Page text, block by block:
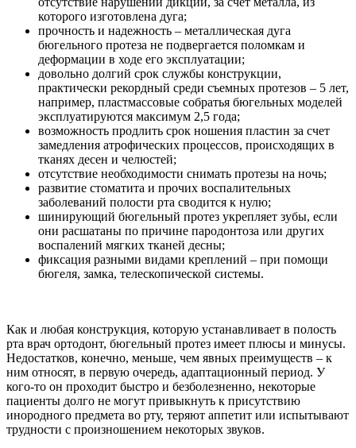
которого изготовлена дуга;
прочность и надежность – металлическая дуга
бюгельного протеза не подвергается поломкам и
деформации в ходе его эксплуатации;
довольно долгий срок службы конструкции,
практически рекордный среди съемных протезов – 5 лет,
например, пластмассовые собратья бюгельных моделей
эксплуатируются максимум 2,5 года;
возможность продлить срок ношения пластин за счет
замедления атрофических процессов, происходящих в
тканях десен и челюстей;
отсутствие необходимости снимать протезы на ночь;
развитие стоматита и прочих воспалительных
заболеваний полости рта сводится к нулю;
шинирующий бюгельный протез укрепляет зубы, если
они расшатаны по причине пародонтоза или других
воспалений мягких тканей десны;
фиксация разными видами креплений – при помощи
бюгеля, замка, телескопической системы.
Как и любая конструкция, которую устанавливает в полость
рта врач ортодонт, бюгельный протез имеет плюсы и минусы.
Недостатков, конечно, меньше, чем явных преимуществ – к
ним относят, в первую очередь, адаптационный период. У
кого-то он проходит быстро и безболезненно, некоторые
пациенты долго не могут привыкнуть к присутствию
инородного предмета во рту, теряют аппетит или испытывают
трудности с произношением некоторых звуков.